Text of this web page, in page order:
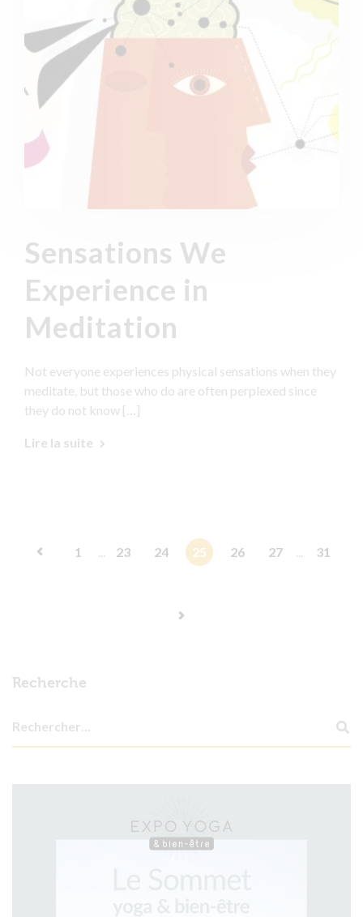
Sensations We
Experience in
Meditation
Not everyone experiences physical sensations when they
meditate, but those who do are often perplexed since
they do not know […]
Lire la suite
1 ... 23 24 25 26 27 ... 31
Recherche